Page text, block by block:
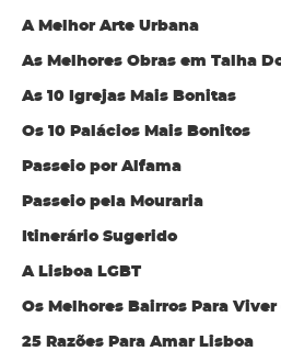
A Melhor Arte Urbana
As Melhores Obras em Talha
As 10 Igrejas Mais Bonitas
Os 10 Palácios Mais Bonitos
Passeio por Alfama
Passeio pela Mouraria
Itinerário Sugerido
A Lisboa LGBT
Os Melhores Bairros Para
25 Razões Para Amar Lisboa